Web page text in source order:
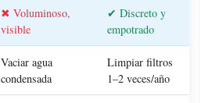
✖ Voluminoso,
visible
✔ Discreto y
empotrado
Vaciar agua
condensada
Limpiar filtros
1–2 veces/año